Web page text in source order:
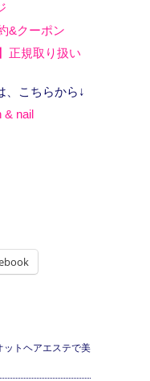
&クーポン
正規取り扱い
、こちらから↓
& nail
ットヘアエステで美